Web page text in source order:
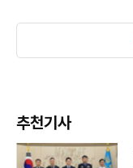
추천기사